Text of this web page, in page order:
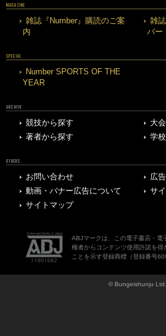
MAGAZINE
雑誌『Number』購読のご案
内
雑
バー
SPECIAL
Number SPORTS OF THE
YEAR
ARCHIVE
競技から探す
大
著者から探す
学
OTHERS
お問い合わせ
広
動画・バナー広告について
サ
サイトマップ
ABJマークは、この電子書店・電
権者からコンテンツ使用許諾を得
ことを示す登録商標（登録番号
© Bungeishunju Ltd.